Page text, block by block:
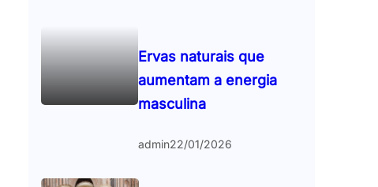
Ervas naturais que
aumentam a energia
masculina
admin22/01/2026